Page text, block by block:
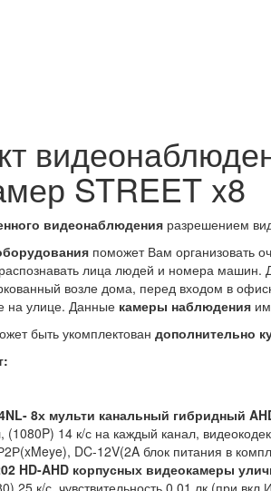
STREET x8
видеонаблюдения разрешением
поможет Вам организовать
лица людей и номера машин.
возле дома, перед входом в
на улице. Данные камеры наблюдения
быть укомплектован дополнительно
8х мульти канальный гибридный
(1080P) 14 к/с на каждый канал,
DC-12V(2A блок питания в
HD-AHD корпусных видеокамеры